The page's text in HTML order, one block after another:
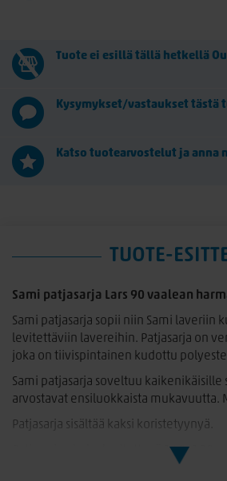
Tuote ei esillä tällä hetkellä
Kysymykset/vastaukset tästä
Katso tuotearvostelut ja anna
TUOTE-
Sami patjasarja Lars 90 vaalean
Sami patjasarja sopii niin Sami laveriin
levitettäviin lavereihin. Patjasarja on
joka on tiivispintainen kudottu
Sami patjasarja soveltuu kaikenikäisille
arvostavat ensiluokkaista mukavuutta.
Patjasarja sisältää kaksi koristetyynyä.
Patjasarjan koko levitettynä